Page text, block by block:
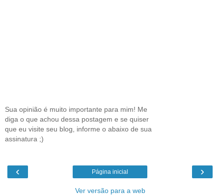
Sua opinião é muito importante para mim! Me
diga o que achou dessa postagem e se quiser
que eu visite seu blog, informe o abaixo de sua
assinatura ;)
‹ ›
Página inicial
Ver versão para a web